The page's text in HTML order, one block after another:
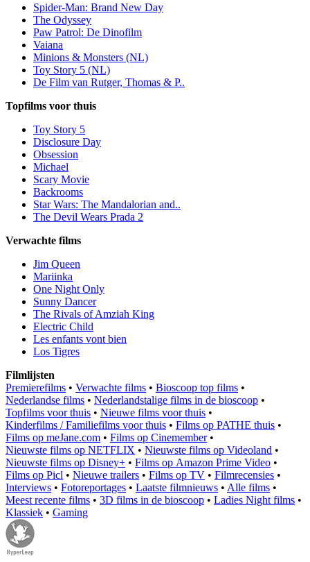
Spider-Man: Brand New Day
The Odyssey
Paw Patrol: De Dinofilm
Vaiana
Minions & Monsters (NL)
Toy Story 5 (NL)
De Film van Rutger, Thomas & P..
Topfilms voor thuis
Toy Story 5
Disclosure Day
Obsession
Michael
Scary Movie
Backrooms
Star Wars: The Mandalorian and..
The Devil Wears Prada 2
Verwachte films
Jim Queen
Mariinka
One Night Only
Sunny Dancer
The Rivals of Amziah King
Electric Child
Les enfants vont bien
Los Tigres
Filmlijsten
Premierefilms • Verwachte films • Bioscoop top films •
Nederlandse films • Nederlandstalige films in de bioscoop •
Topfilms voor thuis • Nieuwe films voor thuis •
Kinderfilms / Familiefilms voor thuis • Films op PATHE thuis •
Films op meJane.com • Films op Cinemember•
Nieuwste films op NETFLIX • Nieuwste films op Videoland •
Nieuwste films op Disney+ • Films op Amazon Prime Video •
Films op Picl • Nieuwe trailers • Films op TV • Filmrecensies •
Interviews • Fotoreportages • Laatste filmnieuws • Alle films •
Meest recente films • 3D films in de bioscoop • Ladies Night films •
Klassiek • Gaming